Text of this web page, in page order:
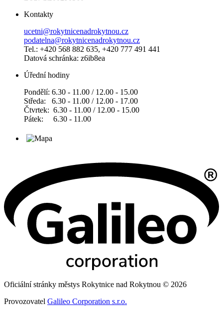
Kontakty
ucetni@rokytnicenadrokytnou.cz
podatelna@rokytnicenadrokytnou.cz
Tel.: +420 568 882 635, +420 777 491 441
Datová schránka: z6ib8ea
Úřední hodiny
Pondělí: 6.30 - 11.00 / 12.00 - 15.00
Středa: 6.30 - 11.00 / 12.00 - 17.00
Čtvrtek: 6.30 - 11.00 / 12.00 - 15.00
Pátek: 6.30 - 11.00
Oficiální stránky městys Rokytnice nad Rokytnou © 2026
Provozovatel Galileo Corporation s.r.o.